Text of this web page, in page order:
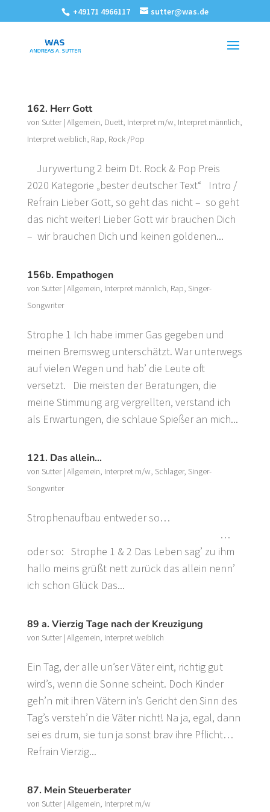
+49171 4966117 sutter@was.de
162. Herr Gott
von Sutter| Allgemein, Duett, Interpret m/w, Interpret männlich,
Interpret weiblich, Rap, Rock /Pop
Jurywertung 2 beim Dt. Rock & Pop Preis
2020 Kategorie „bester deutscher Text“ Intro /
Refrain Lieber Gott, so geht das nicht – so geht
das nicht weiter! Lieber Gott wir brauchen Dich
– wir brauchen Dich und keinen goldenen...
156b. Empathogen
von Sutter| Allgemein, Interpret männlich, Rap, Singer-
Songwriter
Strophe 1 Ich habe immer Gas gegeben und
meinen Bremsweg unterschätzt. War unterwegs
auf vielen Wegen und hab’ die Leute oft
versetzt. Die meisten der Beratungen, die
meine Stimmung arg vergrellten, verstand ich
als Erwartungen, die schlaue Spießer an mich...
121. Das allein…
von Sutter| Allgemein, Interpret m/w, Schlager, Singer-
Songwriter
Strophenaufbau entweder so…
…
oder so: Strophe 1 & 2 Das Leben sag’ zu ihm
hallo meins grüßt nett zurück das allein nenn’
ich schon Glück Das...
89 a. Vierzig Tage nach der Kreuzigung
von Sutter| Allgemein, Interpret weiblich
Ein Tag, der alle un’ser Väter eint, richtig gut
wird’s, wenn die Sonne scheint. Doch Kinder
geh’n mit ihren Vätern in’s Gericht den Sinn des
Tag’s versteh’n die Väter nicht! Na ja, egal, dann
sei es drum, sie tun ja sonst brav ihre Pflicht…
Refrain Vierzig...
87. Mein Steuerberater
von Sutter| Allgemein, Interpret m/w